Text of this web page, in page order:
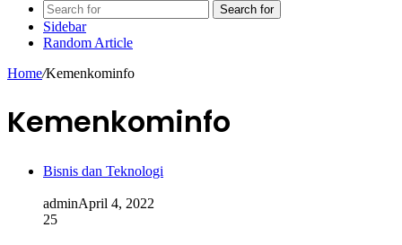
Search for
Sidebar
Random Article
Home/Kemenkominfo
Kemenkominfo
Bisnis dan Teknologi
adminApril 4, 2022
25